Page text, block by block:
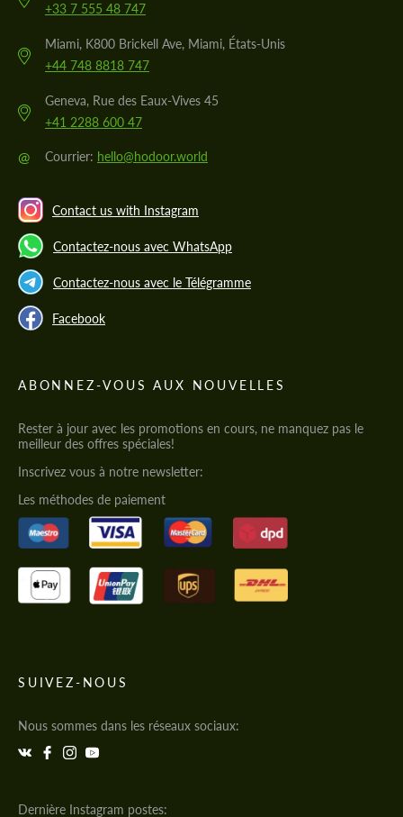
+33 7 555 48 747
Miami, K800 Brickell Ave, Miami, États-Unis
+44 748 8818 747
Geneva, Rue des Eaux-Vives 45
+41 2288 600 47
@ Courrier: hello@hodoor.world
Contact us with Instagram
Contactez-nous avec WhatsApp
Contactez-nous avec le Télégramme
Facebook
ABONNEZ-VOUS AUX NOUVELLES
Rester à jour avec les promotions en cours, ne manquez pas le
meilleur des offres spéciales!
Inscrivez vous à notre newsletter:
Les méthodes de paiement
SUIVEZ-NOUS
Nous sommes dans les réseaux sociaux:
Dernière Instagram postes: